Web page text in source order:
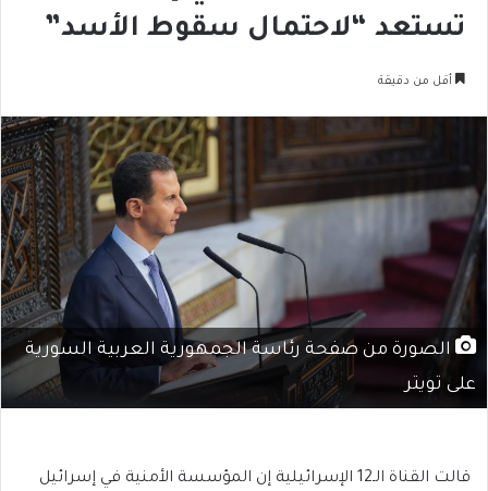
تستعد “لاحتمال سقوط الأسد”
أقل من دقيقة
الصورة من صفحة رئاسة الجمهورية العربية السورية
على تويتر
قالت القناة الـ12 الإسرائيلية إن المؤسسة الأمنية في إسرائيل